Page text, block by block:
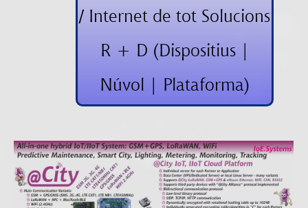
/ Internet de tot Solucions
R + D (Dispositius |
Núvol | Plataforma)